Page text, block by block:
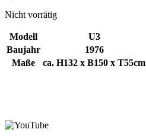
Nicht vorrätig
Modell
U3
Baujahr
1976
Maße
ca. H132 x B150 x T55cm